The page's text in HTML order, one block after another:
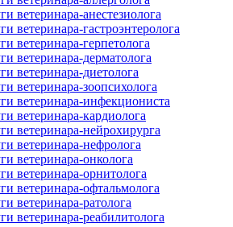
ветеринара-анестезиолога
ветеринара-гастроэнтеролога
ветеринара-герпетолога
ветеринара-дерматолога
ветеринара-диетолога
ветеринара-зоопсихолога
ветеринара-инфекциониста
ветеринара-кардиолога
ветеринара-нейрохирурга
ветеринара-нефролога
ветеринара-онколога
ветеринара-орнитолога
ветеринара-офтальмолога
ветеринара-ратолога
ветеринара-реабилитолога